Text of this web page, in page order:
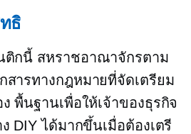
ธิ
ติกนี้ สหราชอาณาจักรตาม
สารทางกฎหมายที่จัดเตรียม
พื้นฐานเพื่อให้เจ้าของธุรกิจ
DIY ได้มากขึ้นเมื่อต้องเตรี